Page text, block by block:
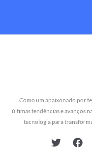
Como um apaixonado por
últimas tendências e avanços
tecnologia para